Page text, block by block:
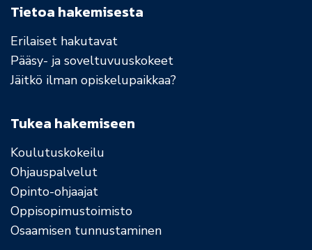
Tietoa hakemisesta
Erilaiset hakutavat
Pääsy- ja soveltuvuuskokeet
Jäitkö ilman opiskelupaikkaa?
Tukea hakemiseen
Koulutuskokeilu
Ohjauspalvelut
Opinto-ohjaajat
Oppisopimustoimisto
Osaamisen tunnustaminen